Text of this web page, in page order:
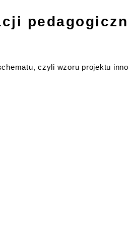
czyli wzoru projektu